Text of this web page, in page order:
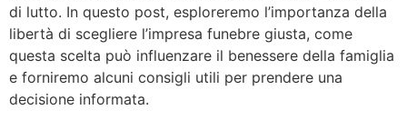
di lutto. In questo post, esploreremo l’importanza della
libertà di scegliere l’impresa funebre giusta, come
questa scelta può influenzare il benessere della famiglia
e forniremo alcuni consigli utili per prendere una
decisione informata.